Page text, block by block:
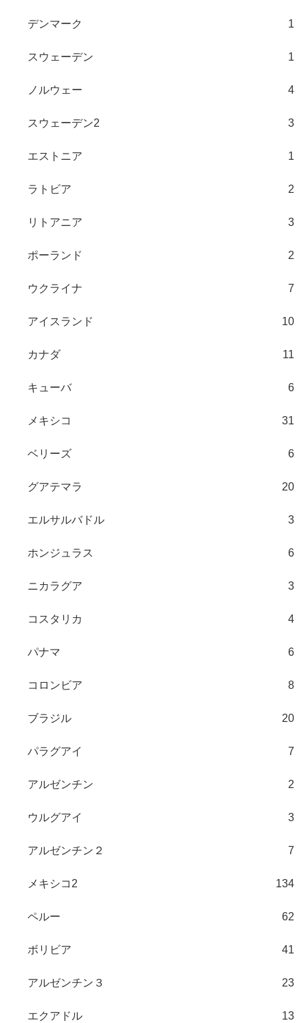
デンマーク 1
スウェーデン 1
ノルウェー 4
スウェーデン2 3
エストニア 1
ラトビア 2
リトアニア 3
ポーランド 2
ウクライナ 7
アイスランド 10
カナダ 11
キューバ 6
メキシコ 31
ベリーズ 6
グアテマラ 20
エルサルバドル 3
ホンジュラス 6
ニカラグア 3
コスタリカ 4
パナマ 6
コロンビア 8
ブラジル 20
パラグアイ 7
アルゼンチン 2
ウルグアイ 3
アルゼンチン２ 7
メキシコ2 134
ペルー 62
ボリビア 41
アルゼンチン３ 23
エクアドル 13